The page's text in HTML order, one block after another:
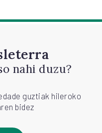
nahi duzu?
guztiak hileroko
bidez